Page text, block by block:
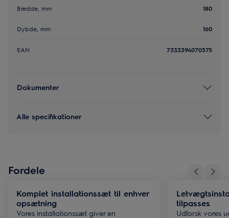
Bredde, mm 180
Dybde, mm 160
EAN 7333394070575
Dokumenter
Alle specifikationer
Fordele
Komplet installationssæt til enhver
opsætning
Vores installationssæt giver en
tilpasses
Udforsk vores